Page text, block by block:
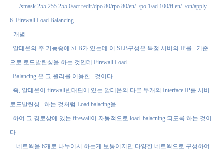
/smask 255.255.255.0/act redir/dpo 80/rpo 80/en/../po 1/ad 100/fi en/../on/apply
6. Firewall Load Balancing
· 개념
알테온의 주 기능중에 SLB가 있는데 이 SLB구성은 특정 서버의 IP를
기준
으로 로드발란싱을 하는 것인데 Firewall Load
Balancing 은 그 원리를 이용한 것이다.
즉, 알테온이 firewall반대편에 있는 알테온의 다른 두개의 Interface IP를 서버
로드발란싱
하는 것처럼 Load balacing을
하여 그 경로상에 있는 firewall이 자동적으로 load balacning 되도록 하는 것이
다.
네트웍을 6개로 나누어서 하는게 보통이지만 다양한 네트웍으로 구성하여